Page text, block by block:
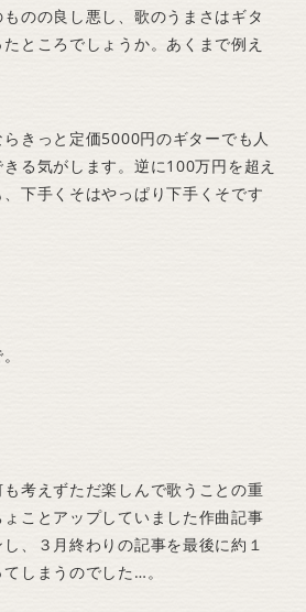
のの良し悪し、歌のうまさはギタ
ところでしょうか。あくまで例え
らきっと定価5000円のギターでも人
る気がします。逆に100万円を超え
下手くそはやっぱり下手くそです
考えずただ楽しんで歌うことの重
ことアップしていました作曲記事
、３月終わりの記事を最後に約１
しまうのでした…。